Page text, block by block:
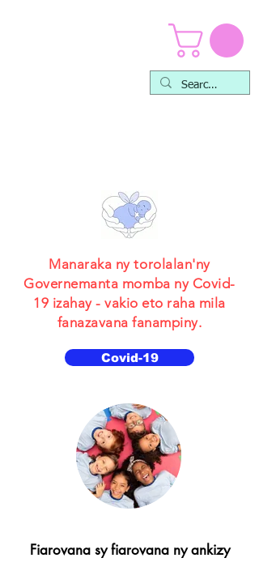
Manaraka ny torolalan'ny
Governemanta momba ny Covid-
19 izahay - vakio eto raha mila
fanazavana fanampiny.
Covid-19
Fiarovana sy fiarovana ny ankizy